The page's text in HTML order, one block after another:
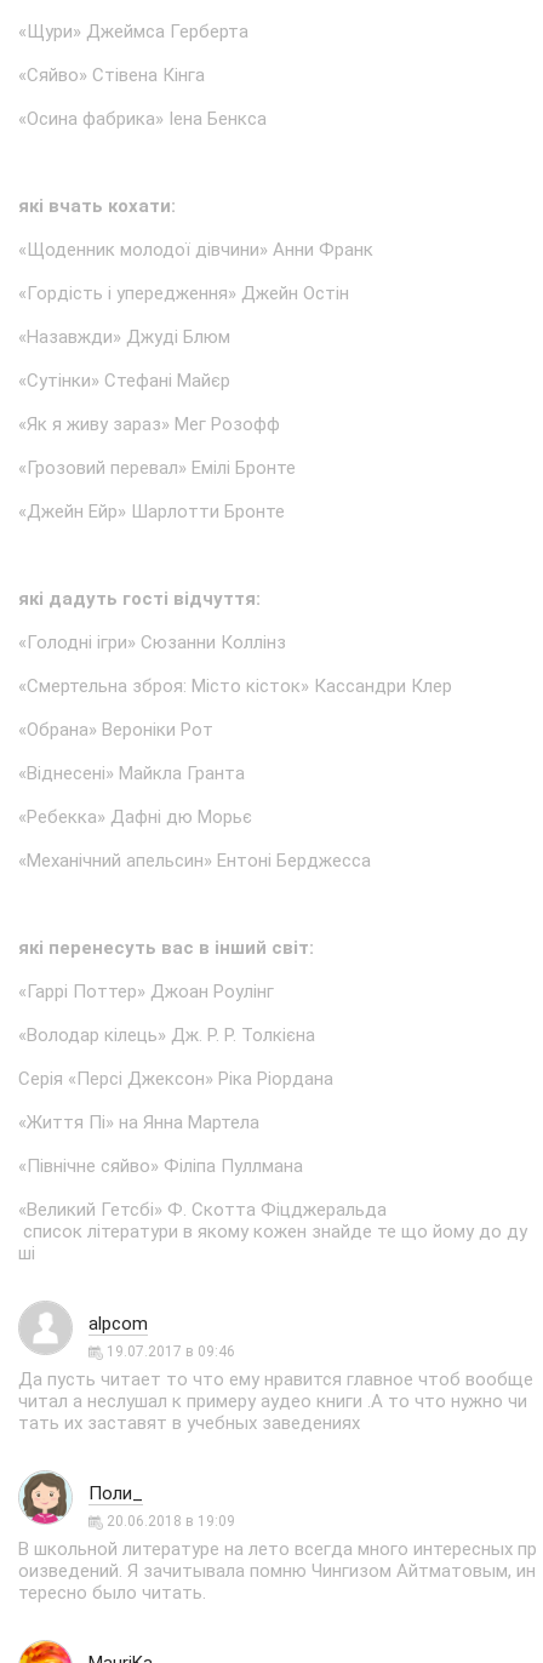
«Щури» Джеймса Герберта
«Сяйво» Стівена Кінга
«Осина фабрика» Іена Бенкса
які вчать кохати:
«Щоденник молодої дівчини» Анни Франк
«Гордість і упередження» Джейн Остін
«Назавжди» Джуді Блюм
«Сутінки» Стефані Майєр
«Як я живу зараз» Мег Розофф
«Грозовий перевал» Емілі Бронте
«Джейн Ейр» Шарлотти Бронте
які дадуть гості відчуття:
«Голодні ігри» Сюзанни Коллінз
«Смертельна зброя: Місто кісток» Кассандри Клер
«Обрана» Вероніки Рот
«Віднесені» Майкла Гранта
«Ребекка» Дафні дю Морьє
«Механічний апельсин» Ентоні Берджесса
які перенесуть вас в інший світ:
«Гаррі Поттер» Джоан Роулінг
«Володар кілець» Дж. Р. Р. Толкієна
Серія «Персі Джексон» Ріка Ріордана
«Життя Пі» на Янна Мартела
«Північне сяйво» Філіпа Пуллмана
«Великий Гетсбі» Ф. Скотта Фіцджеральда
список літератури в якому кожен знайде те що йому до ду
ші
alpcom
19.07.2017 в 09:46
Да пусть читает то что ему нравится главное чтоб вообще
читал а неслушал к примеру аудео книги .А то что нужно чи
тать их заставят в учебных заведениях
Поли_
20.06.2018 в 19:09
В школьной литературе на лето всегда много интересных пр
оизведений. Я зачитывала помню Чингизом Айтматовым, ин
тересно было читать.